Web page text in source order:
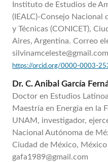
Instituto de Estudios de
(IEALC)-Consejo Nacional
y Técnicas (CONICET),
Aires, Argentina. Correo
silvinamceleste@gmail.com
https://orcid.org/0000-0003-
Dr. C. Anibal García
Doctor en Estudios
Maestría en Energía en la
UNAM, investigador,
Nacional Autónoma de
Ciudad de México,
gafa1989@gmail.com